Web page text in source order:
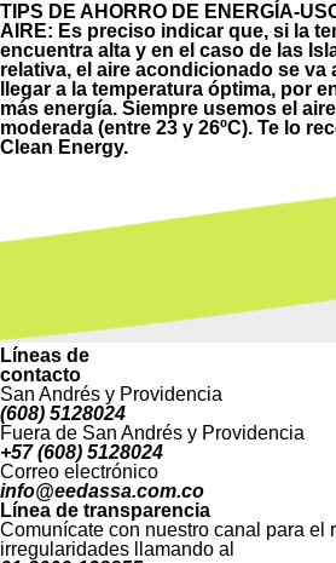
TIPS DE AHORRO DE ENERGÍA-
AIRE: Es preciso indicar que, si la
encuentra alta y en el caso de las
relativa, el aire acondicionado se va
llegar a la temperatura óptima, por
más energía. Siempre usemos el
moderada (entre 23 y 26ºC). Te lo
Clean Energy.
Líneas de
contacto
San Andrés y Providencia
(608) 5128024
Fuera de San Andrés y Providencia
+57 (608) 5128024
Correo electrónico
info@eedassa.com.co
Línea de transparencia
Comunícate con nuestro canal para el
irregularidades llamando al